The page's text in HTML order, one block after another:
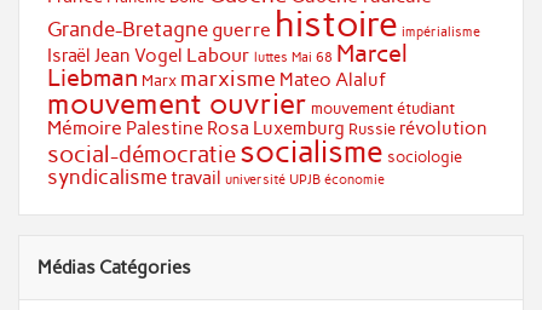
Grande-Bretagne guerre histoire impérialisme
Israël Jean Vogel Labour luttes Mai 68 Marcel
Liebman Marx marxisme Mateo Alaluf
mouvement ouvrier mouvement étudiant
Mémoire Palestine Rosa Luxemburg Russie révolution
social-démocratiesocialisme sociologie
syndicalismetravail université UPJB économie
Médias Catégories